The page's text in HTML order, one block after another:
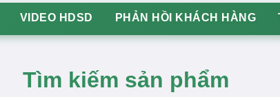
VIDEO HDSD PHẢN HỒI KHÁCH HÀNG
Tìm kiếm sản phẩm